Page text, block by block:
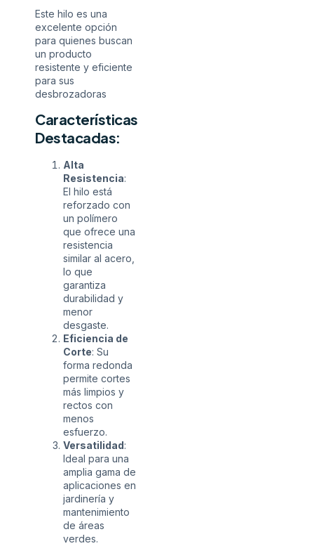
Este hilo es una
excelente opción
para quienes buscan
un producto
resistente y eficiente
para sus
desbrozadoras
Características
Destacadas:
Alta
Resistencia:
El hilo está
reforzado con
un polímero
que ofrece una
resistencia
similar al acero,
lo que
garantiza
durabilidad y
menor
desgaste.
Eficiencia de
Corte: Su
forma redonda
permite cortes
más limpios y
rectos con
menos
esfuerzo.
Versatilidad:
Ideal para una
amplia gama de
aplicaciones en
jardinería y
mantenimiento
de áreas
verdes.